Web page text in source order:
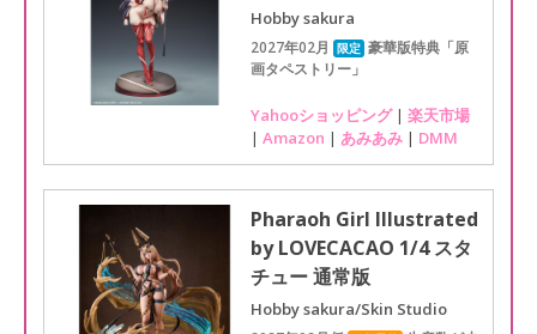
Hobby sakura
2027年02月 限定 豪華版特典「原
画タペストリー」
Yahooショッピング| 楽天市場
| Amazon | あみあみ | DMM
Pharaoh Girl Illustrated
by LOVECACAO 1/4 スタ
チュー 通常版
Hobby sakura/Skin Studio